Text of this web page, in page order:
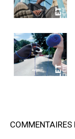
COMMENTAIRES